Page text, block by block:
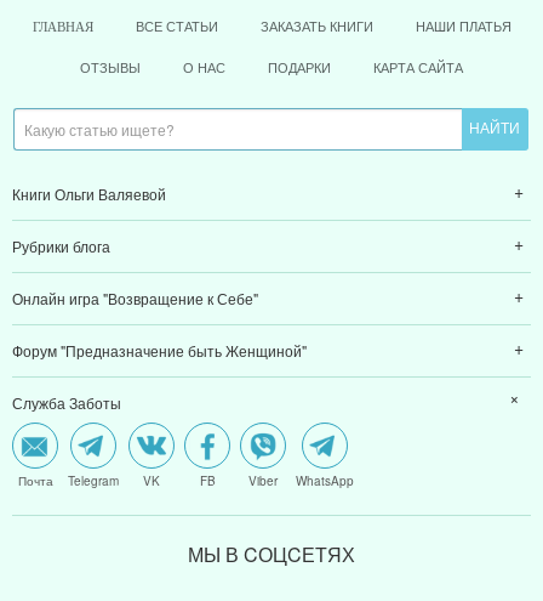
ГЛАВНАЯ ВСЕ СТАТЬИ ЗАКАЗАТЬ КНИГИ НАШИ ПЛАТЬЯ
ОТЗЫВЫ О НАС ПОДАРКИ КАРТА САЙТА
Книги Ольги Валяевой
Рубрики блога
Онлайн игра "Возвращение к Себе"
Форум "Предназначение быть Женщиной"
Служба Заботы
Почта Telegram VK FB Viber WhatsApp
МЫ В CОЦCЕТЯХ